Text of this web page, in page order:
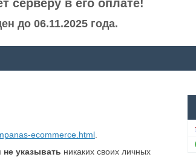
серверу в его оплате!
до 06.11.2025 года.
ecommerce.html.
не указывать никаких своих личных